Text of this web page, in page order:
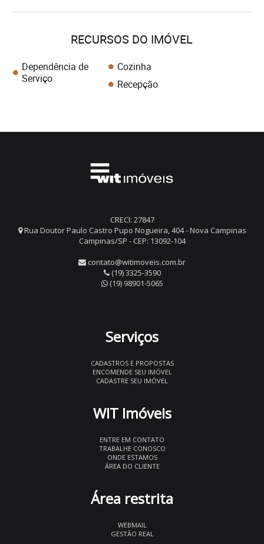
RECURSOS DO IMÓVEL
Dependência de
Serviço
Cozinha
Recepção
CRECI: 27847
Rua Doutor Paulo Castro Pupo Nogueira, 404 - Nova Campinas
Campinas/SP - CEP: 13092-104
contato@witimoveis.com.br
(19) 3325-3590
(19) 98901-5065
Serviços
CADASTROS E PROPOSTAS
ENCOMENDE SEU IMÓVEL
CADASTRE SEU IMÓVEL
WIT Imóveis
ENTRE EM CONTATO
TRABALHE CONOSCO
ONDE ESTAMOS
ÁREA DO CLIENTE
Área restrita
WEBMAIL
GESTÃO REAL